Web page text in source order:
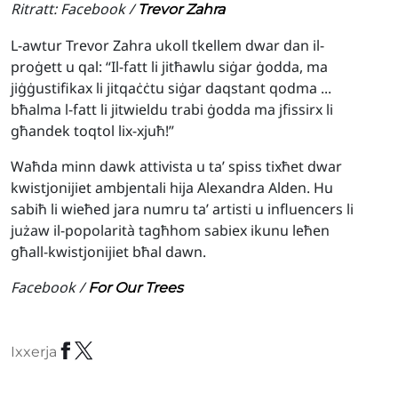
Ritratt: Facebook /Trevor Zahra
L-awtur Trevor Zahra ukoll tkellem dwar dan il-
proġett u qal: “Il-fatt li jitħawlu siġar ġodda, ma
jiġġustifikax li jitqaċċtu siġar daqstant qodma ...
bħalma l-fatt li jitwieldu trabi ġodda ma jfissirx li
għandek toqtol lix-xjuħ!”
Waħda minn dawk attivista u ta’ spiss tixħet dwar
kwistjonijiet ambjentali hija Alexandra Alden. Hu
sabiħ li wieħed jara numru ta’ artisti u influencers li
jużaw il-popolarità tagħhom sabiex ikunu leħen
għall-kwistjonijiet bħal dawn.
Facebook /For Our Trees
Ixxerja